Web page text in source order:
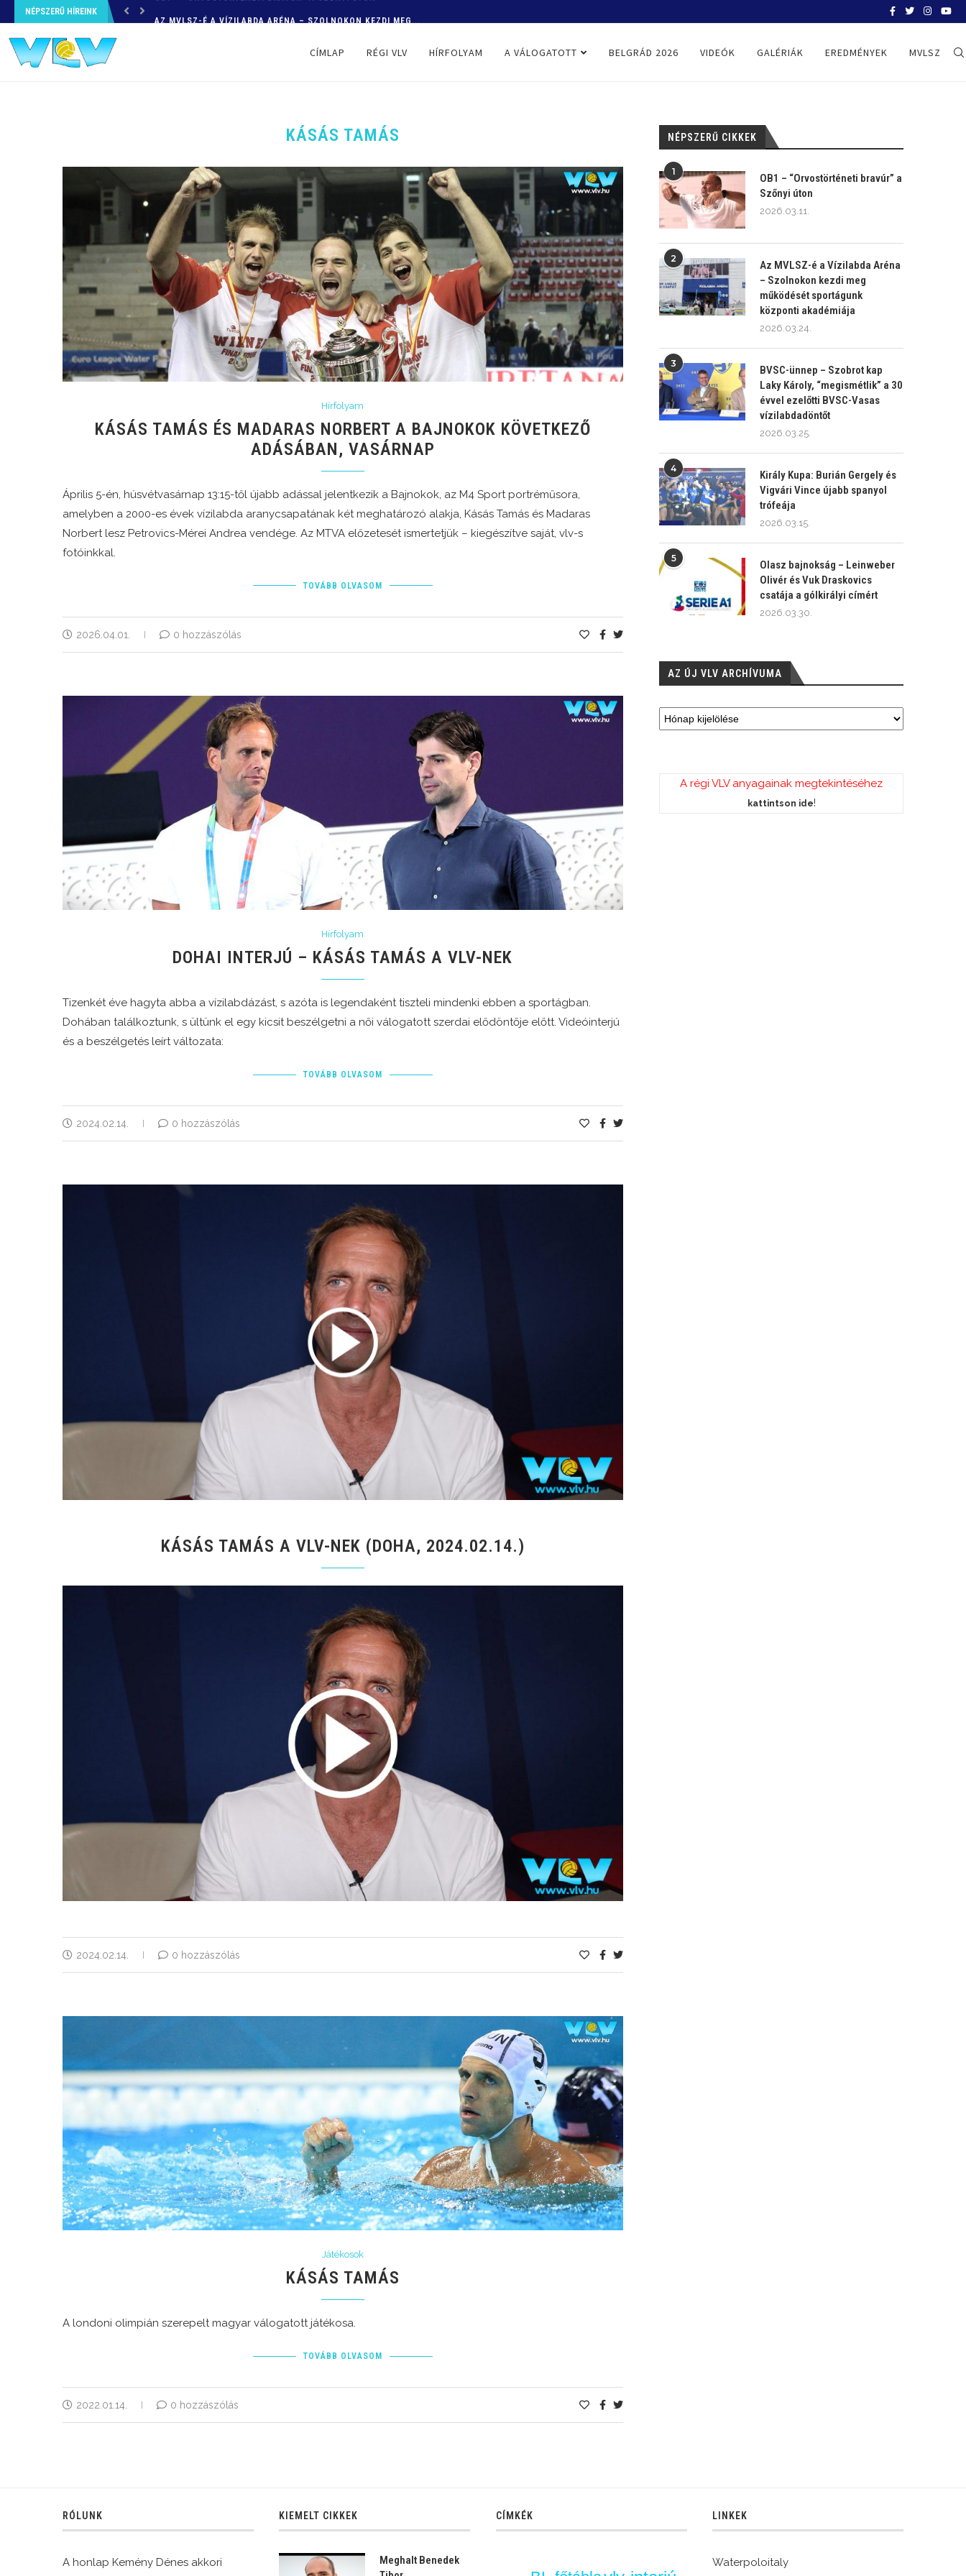
NÉPSZERŰ HÍREINK BVSC-ÜNNEP – SZOBROT KAP LAKY
CÍMLAP RÉGI VLV HÍRFOLYAM A VÁLOGATOTT BELGRÁD 2026 VIDEÓK GALÉRIÁK EREDMÉNYEK MVLSZ
KÁSÁS TAMÁS
Hírfolyam
KÁSÁS TAMÁS ÉS MADARAS NORBERT A BAJNOKOK KÖVETKEZŐ
ADÁSÁBAN, VASÁRNAP
Április 5-én, húsvétvasárnap 13:15-től újabb adással jelentkezik a Bajnokok, az M4 Sport portréműsora,
amelyben a 2000-es évek vízilabda aranycsapatának két meghatározó alakja, Kásás Tamás és Madaras
Norbert lesz Petrovics-Mérei Andrea vendége. Az MTVA előzetesét ismertetjük – kiegészítve saját, vlv-s
fotóinkkal.
TOVÁBB OLVASOM
2026.04.01. 0 hozzászólás
Hírfolyam
DOHAI INTERJÚ – KÁSÁS TAMÁS A VLV-NEK
Tizenkét éve hagyta abba a vízilabdázást, s azóta is legendaként tiszteli mindenki ebben a sportágban.
Dohában találkoztunk, s ültünk el egy kicsit beszélgetni a női válogatott szerdai elődöntője előtt. Videóinterjú
és a beszélgetés leírt változata:
TOVÁBB OLVASOM
2024.02.14. 0 hozzászólás
KÁSÁS TAMÁS A VLV-NEK (DOHA, 2024.02.14.)
2024.02.14. 0 hozzászólás
Játékosok
KÁSÁS TAMÁS
A londoni olimpián szerepelt magyar válogatott játékosa.
TOVÁBB OLVASOM
2022.01.14. 0 hozzászólás
NÉPSZERŰ CIKKEK
1
OB1 – “Orvostörténeti bravúr” a
Szőnyi úton
2026.03.11.
2
Az MVLSZ-é a Vízilabda Aréna
– Szolnokon kezdi meg
működését sportágunk
központi akadémiája
2026.03.24.
3
BVSC-ünnep – Szobrot kap
Laky Károly, “megismétlik” a 30
évvel ezelőtti BVSC-Vasas
vízilabdadöntőt
2026.03.25.
4
Király Kupa: Burián Gergely és
Vigvári Vince újabb spanyol
trófeája
2026.03.15.
5
Olasz bajnokság – Leinweber
Olivér és Vuk Draskovics
csatája a gólkirályi címért
2026.03.30.
AZ ÚJ VLV ARCHÍVUMA
A régi VLV anyagainak megtekintéséhez
kattintson ide!
RÓLUNK
A honlap Kemény Dénes akkori
KIEMELT CIKKEK
Meghalt Benedek
CÍMKÉK LINKEK
Waterpoloitaly